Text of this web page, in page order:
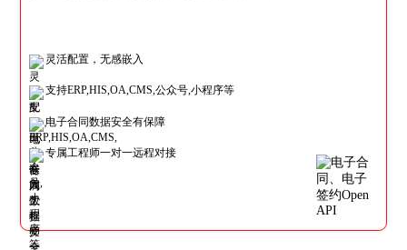
灵活配置，无感嵌入
支持ERP,HIS,OA,CMS,公众号,小程序等
电子合同数据安全有保障
专属工程师一对一远程对接